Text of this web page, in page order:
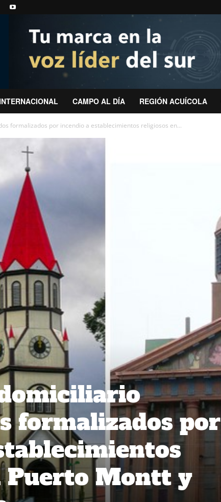
CAMPO AL DÍA REGIÓN ACUÍCOLA
formalizados por incendio a establecimientos religiosos en...
formalizados por
Puerto Montt y